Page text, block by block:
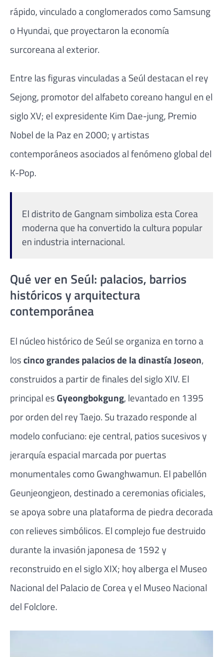
rápido, vinculado a conglomerados como Samsung
o Hyundai, que proyectaron la economía
surcoreana al exterior.
Entre las figuras vinculadas a Seúl destacan el rey
Sejong, promotor del alfabeto coreano hangul en el
siglo XV; el expresidente Kim Dae-jung, Premio
Nobel de la Paz en 2000; y artistas
contemporáneos asociados al fenómeno global del
K-Pop.
El distrito de Gangnam simboliza esta Corea
moderna que ha convertido la cultura popular
en industria internacional.
Qué ver en Seúl: palacios, barrios
históricos y arquitectura
contemporánea
El núcleo histórico de Seúl se organiza en torno a
loscinco grandes palacios de la dinastía Joseon,
construidos a partir de finales del siglo XIV. El
principal esGyeongbokgung, levantado en 1395
por orden del rey Taejo. Su trazado responde al
modelo confuciano: eje central, patios sucesivos y
jerarquía espacial marcada por puertas
monumentales como Gwanghwamun. El pabellón
Geunjeongjeon, destinado a ceremonias oficiales,
se apoya sobre una plataforma de piedra decorada
con relieves simbólicos. El complejo fue destruido
durante la invasión japonesa de 1592 y
reconstruido en el siglo XIX; hoy alberga el Museo
Nacional del Palacio de Corea y el Museo Nacional
del Folclore.